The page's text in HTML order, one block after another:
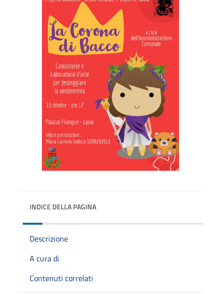
INDICE DELLA PAGINA
Descrizione
A cura di
Contenuti correlati